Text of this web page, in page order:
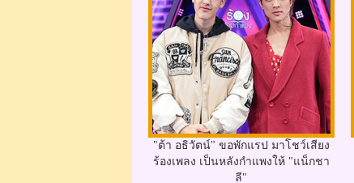
"ต้า อธิวัตน์" ขอพักแรป มาโชว์เสียง
ร้องเพลง เป็นหลังกำแพงให้ "แน็กชา
ลี"